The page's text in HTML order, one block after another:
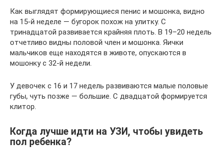
Как выглядят формирующиеся пенис и мошонка, видно
на 15-й неделе — бугорок похож на улитку. С
тринадцатой развивается крайняя плоть. В 19–20 недель
отчетливо видны половой член и мошонка. Яички
мальчиков еще находятся в животе, опускаются в
мошонку с 32-й недели.
У девочек с 16 и 17 недель развиваются малые половые
губы, чуть позже — большие. С двадцатой формируется
клитор.
Когда лучше идти на УЗИ, чтобы увидеть
пол ребенка?